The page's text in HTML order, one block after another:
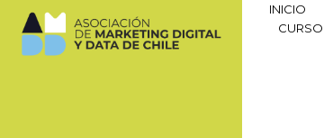
INICIO
CURSO